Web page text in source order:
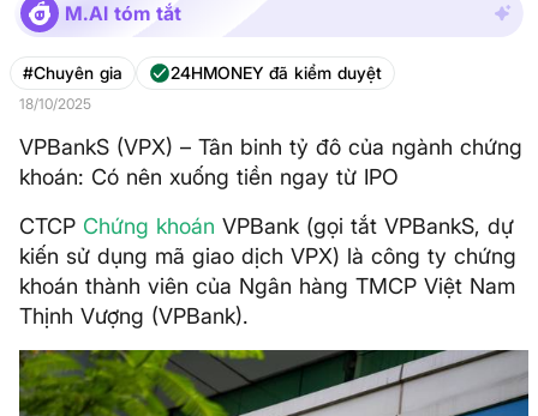
M.AI tóm tắt
#Chuyên gia 24HMONEY đã kiểm duyệt
18/10/2025
VPBankS (VPX) – Tân binh tỷ đô của ngành chứng
khoán: Có nên xuống tiền ngay từ IPO
CTCP Chứng khoán VPBank (gọi tắt VPBankS, dự
kiến sử dụng mã giao dịch VPX) là công ty chứng
khoán thành viên của Ngân hàng TMCP Việt Nam
Thịnh Vượng (VPBank).